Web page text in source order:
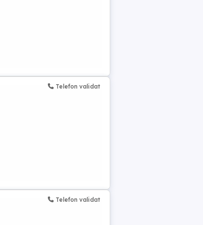
Telefon validat
Telefon validat